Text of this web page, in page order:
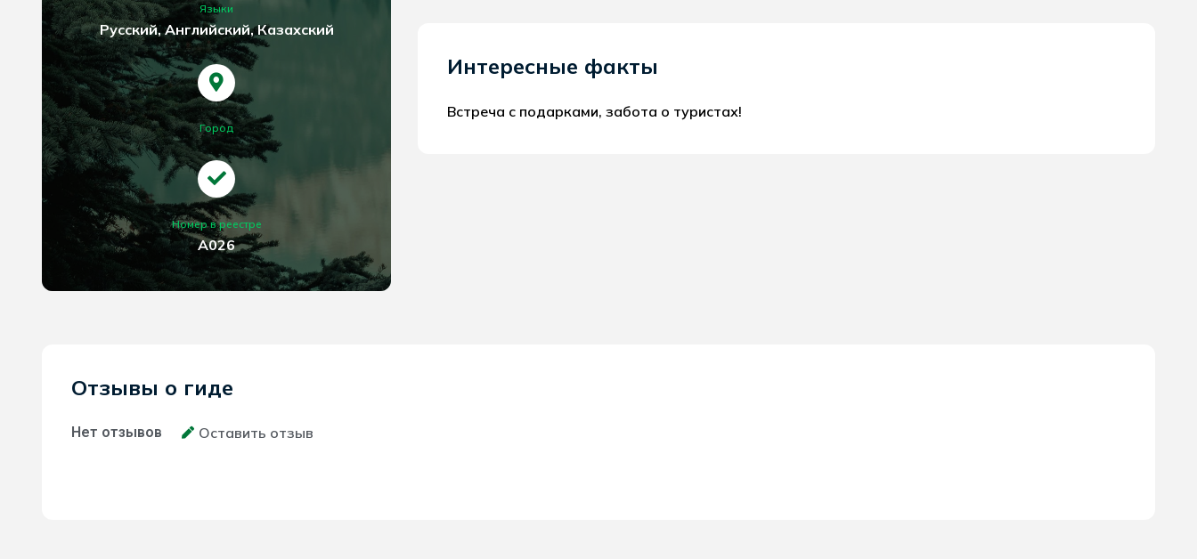
Языки
Русский, Английский, Казахский
Город
Номер в реестре
A026
Интересные факты
Встреча с подарками, забота о туристах!
Отзывы о гиде
Нет отзывов Оставить отзыв